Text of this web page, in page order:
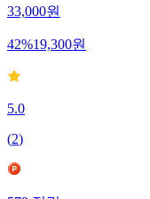
33,000원
42%19,300원
5.0
(2)